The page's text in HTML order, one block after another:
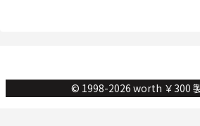
© 1998-2026 worth ￥300